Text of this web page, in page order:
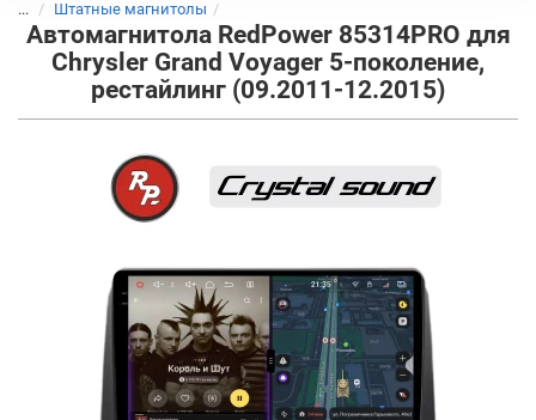
... Штатные магнитолы
Автомагнитола RedPower 85314PRO для
Chrysler Grand Voyager 5-поколение,
рестайлинг (09.2011-12.2015)